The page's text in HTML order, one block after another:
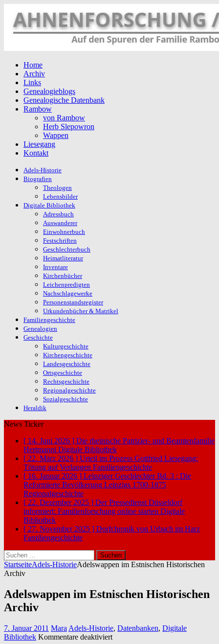
Home
Archiv
Links
Genealogieblogs
Genealogische Datenbank
Rambow
von Rambow
Herb Slepowron
Wappen
Liesegang
Kontakt
Adels-Historie
Biografien
Theologen
Lebensbilder
Digitale Bibliothek
Adressbuch
Auswanderer
Einwohnerbuch
Festschriften
Geschlechterbuch
Heimatliteratur
Inventare
Kirchenbücher
Leichenpredigten
Nachschlagewerke
Personenstandsregister
Urkundenbücher & Matrikel
Familiengeschichte
Genealogien
Geschichte
Kulturgeschichte
Kirchengeschichte
Landesgeschichte
Ortsgeschichte
Rechtsgeschichte
Regionalgeschichte
Sozialgeschichte
Heraldik
News Ticker
[ 14. Juni 2026 ] Die rheinische Patrizier- und Beamtenfamilie
Hertmanni Digitale Bibliothek
[ 22. März 2026 ] Urteil im Prozess Gottfried Liesegang:
Tötung auf Verlangen Familiengeschichte
[ 16. Januar 2026 ] Leipziger Geschlechter Bd. 3 : Die
Reformierte Bevölkerung Leipzigs 1700-1875
Regionalgeschichte
[ 22. Dezember 2025 ] Der Pressedienst Düsseldorf
informiert: Familienforschung online starten Digitale
Bibliothek
[ 27. November 2025 ] Dorfchronik von Urbach im Harz
Familiengeschichte
Suchen
nach:
StartseiteAdels-HistorieAdelswappen im Estnischen Historischen
Archiv
Adelswappen im Estnischen Historischen
Archiv
7. Januar 2011 Mara Adels-Historie, Datenbanken, Digitale
Bibliothek Kommentare deaktiviertfür